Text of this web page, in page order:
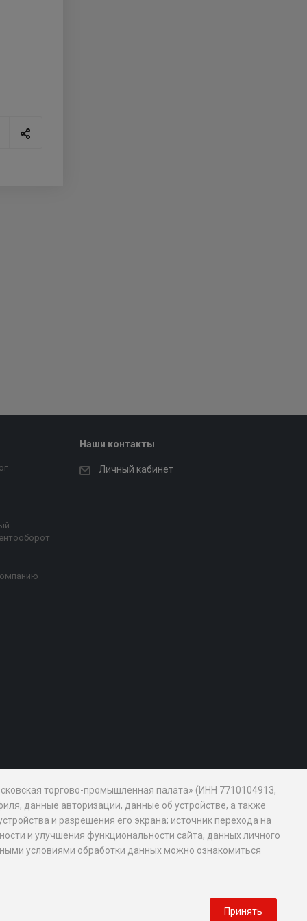
Наши контакты
Личный кабинет
торгово-промышленная палата» (ИНН 7710104913,
данные авторизации, данные об устройстве, а также
и разрешения его экрана; источник перехода на
и улучшения функциональности сайта, данных личного
условиями обработки данных можно ознакомиться
Принять